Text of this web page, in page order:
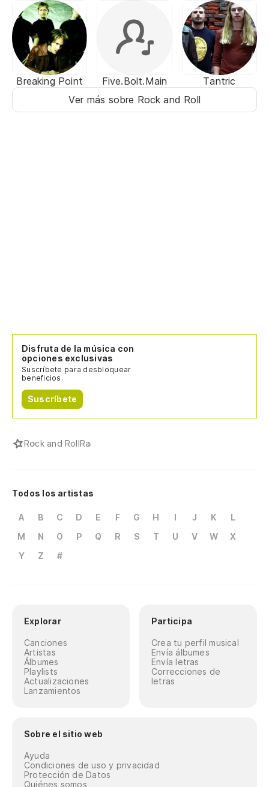
Breaking Point Five.Bolt.Main
Tantric
Ver más sobre Rock and Roll
Disfruta de la música con
opciones exclusivas
Suscríbete para desbloquear
beneficios.
Suscríbete
Rock and RollRa
Todos los artistas
A B C D E F G H I J K
L
M
N O P Q R S T U V W
X
Y
Z #
Explorar
Canciones
Artistas
Álbumes
Playlists
Actualizaciones
Lanzamientos
Participa
Crea tu perfil musical
Envía álbumes
Envía letras
Correcciones de
letras
Sobre el sitio web
Ayuda
Condiciones de uso y privacidad
Protección de Datos
Quiénes somos